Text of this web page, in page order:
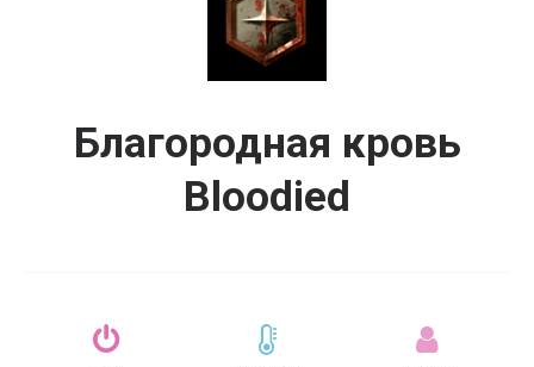
Благородная кровь
Bloodied